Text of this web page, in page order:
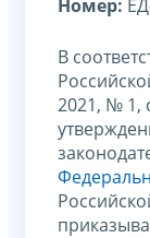
Номер:
В
2021, № 1,